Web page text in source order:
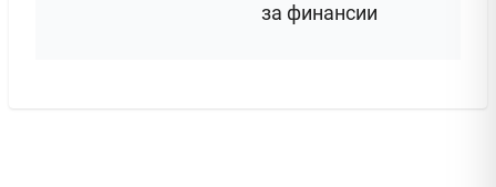
за финансии